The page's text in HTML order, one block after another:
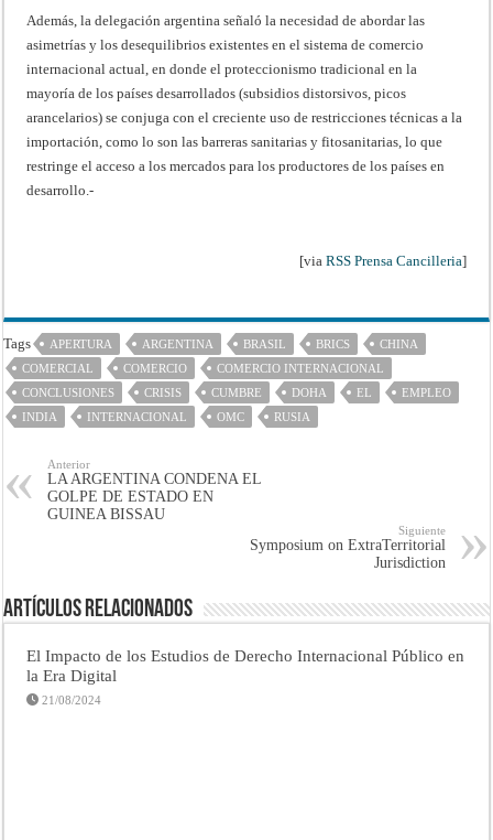
Además, la delegación argentina señaló la necesidad de abordar las
asimetrías y los desequilibrios existentes en el sistema de comercio
internacional actual, en donde el proteccionismo tradicional en la
mayoría de los países desarrollados (subsidios distorsivos, picos
arancelarios) se conjuga con el creciente uso de restricciones técnicas a la
importación, como lo son las barreras sanitarias y fitosanitarias, lo que
restringe el acceso a los mercados para los productores de los países en
desarrollo.-
[via RSS Prensa Cancilleria]
Tags APERTURA ARGENTINA BRASIL BRICS
CHINA
COMERCIAL
COMERCIO
COMERCIO INTERNACIONAL
CONCLUSIONES
CRISIS CUMBRE DOHA EL
EMPLEO
INDIA
INTERNACIONAL OMC RUSIA
Anterior
LA ARGENTINA CONDENA EL
GOLPE DE ESTADO EN
GUINEA BISSAU
Siguiente
Symposium on ExtraTerritorial
Jurisdiction
Artículos Relacionados
El Impacto de los Estudios de Derecho Internacional Público en
la Era Digital
21/08/2024